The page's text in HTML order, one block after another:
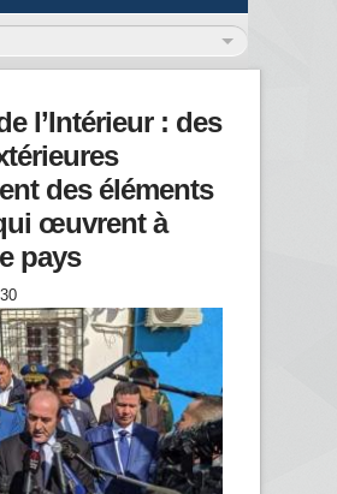
l’Intérieur : des
des éléments
œuvrent à
pays